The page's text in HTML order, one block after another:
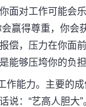
面对工作可能会
赢得尊重，你会
偿，压力在你面
能够压垮你的负担
能力。主要的成
说：“艺高人胆大”